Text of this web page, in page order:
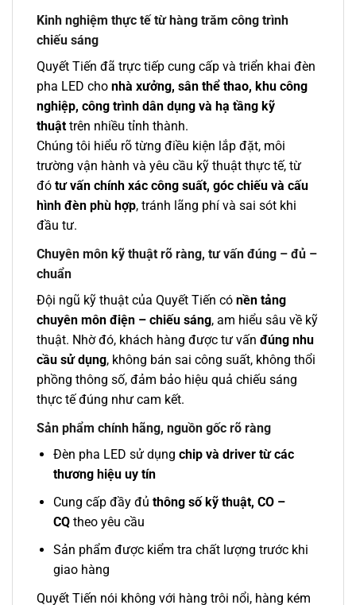
Kinh nghiệm thực tế từ hàng trăm công trình
chiếu sáng
Quyết Tiến đã trực tiếp cung cấp và triển khai đèn
pha LED cho nhà xưởng, sân thể thao, khu công
nghiệp, công trình dân dụng và hạ tầng kỹ
thuật trên nhiều tỉnh thành.
Chúng tôi hiểu rõ từng điều kiện lắp đặt, môi
trường vận hành và yêu cầu kỹ thuật thực tế, từ
đó tư vấn chính xác công suất, góc chiếu và cấu
hình đèn phù hợp, tránh lãng phí và sai sót khi
đầu tư.
Chuyên môn kỹ thuật rõ ràng, tư vấn đúng – đủ –
chuẩn
Đội ngũ kỹ thuật của Quyết Tiến có nền tảng
chuyên môn điện – chiếu sáng, am hiểu sâu về kỹ
thuật. Nhờ đó, khách hàng được tư vấn đúng nhu
cầu sử dụng, không bán sai công suất, không thổi
phồng thông số, đảm bảo hiệu quả chiếu sáng
thực tế đúng như cam kết.
Sản phẩm chính hãng, nguồn gốc rõ ràng
Đèn pha LED sử dụng chip và driver từ các
thương hiệu uy tín
Cung cấp đầy đủ thông số kỹ thuật, CO –
CQtheo yêu cầu
Sản phẩm được kiểm tra chất lượng trước khi
giao hàng
Quyết Tiến nói không với hàng trôi nổi, hàng kém